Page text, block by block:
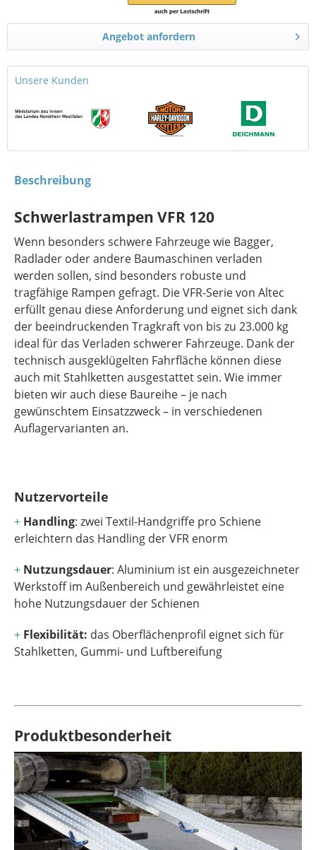
Angebot anfordern
Unsere Kunden
Beschreibung
Schwerlastrampen VFR 120
Wenn besonders schwere Fahrzeuge wie Bagger,
Radlader oder andere Baumaschinen verladen
werden sollen, sind besonders robuste und
tragfähige Rampen gefragt. Die VFR-Serie von Altec
erfüllt genau diese Anforderung und eignet sich dank
der beeindruckenden Tragkraft von bis zu 23.000 kg
ideal für das Verladen schwerer Fahrzeuge. Dank der
technisch ausgeklügelten Fahrfläche können diese
auch mit Stahlketten ausgestattet sein. Wie immer
bieten wir auch diese Baureihe – je nach
gewünschtem Einsatzzweck – in verschiedenen
Auflagervarianten an.
Nutzervorteile
+ Handling: zwei Textil-Handgriffe pro Schiene
erleichtern das Handling der VFR enorm
+ Nutzungsdauer: Aluminium ist ein ausgezeichneter
Werkstoff im Außenbereich und gewährleistet eine
hohe Nutzungsdauer der Schienen
+ Flexibilität: das Oberflächenprofil eignet sich für
Stahlketten, Gummi- und Luftbereifung
Produktbesonderheit